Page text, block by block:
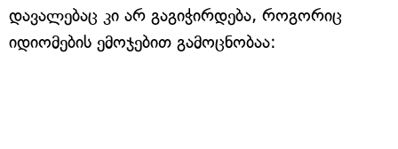
დავალებაც კი არ გაგიჭირდება, როგორიც
იდიომების ემოჯებით გამოცნობაა: